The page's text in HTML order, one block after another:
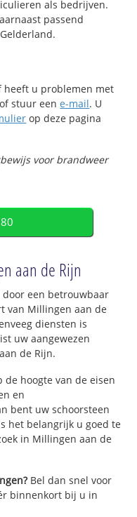
als bedrijven.
passend
heeft u problemen met
of stuur eene-mail. U
op deze pagina
voor brandweer
aan de Rijn
door een betrouwbaar
van Millingen aan de
diensten is
uw aangewezen
de Rijn.
de hoogte van de eisen
en
bent uw schoorsteen
het belangrijk u goed te
in Millingen aan de
Bel dan snel voor
binnenkort bij u in